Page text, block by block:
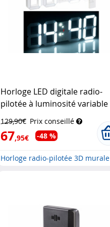
Horloge LED digitale radio-
pilotée à luminosité variable
avec fonction réveil Lunartec
129,90€ Prix conseillé
67,95€ -48 %
Horloge radio-pilotée 3D murale